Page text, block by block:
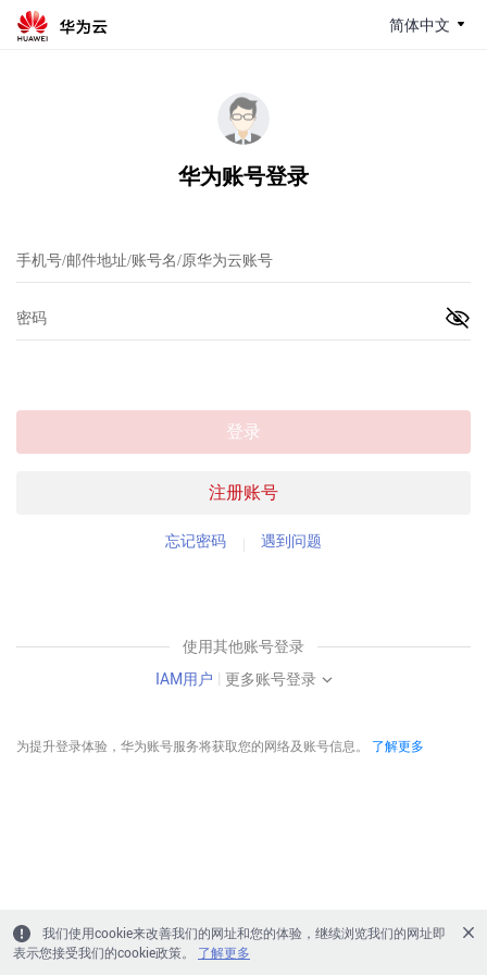
简体中文
华为账号登录
注册账号
登录
忘记密码 遇到问题
使用其他账号登录
IAM用户 | 更多账号登录
为提升登录体验，华为账号服务将获取您的网络及账号信息。 了解更多
我们使用cookie来改善我们的网址和您的体验，继续浏览我们的网址即
表示您接受我们的cookie政策。
了解更多